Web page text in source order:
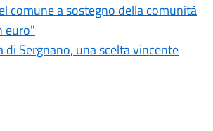
comune a sostegno della comunità
euro"
di Sergnano, una scelta vincente